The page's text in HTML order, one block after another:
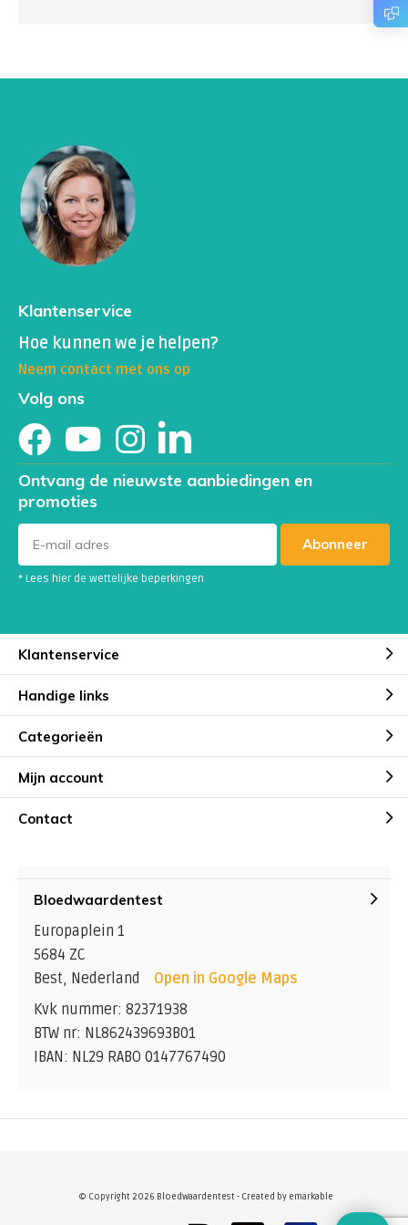
Klantenservice
Hoe kunnen we je helpen?
Neem contact met ons op
Volg ons
Ontvang de nieuwste aanbiedingen en
promoties
Abonneer
* Lees hier de wettelijke beperkingen
Klantenservice
Handige links
Categorieën
Mijn account
Contact
Bloedwaardentest
Europaplein 1
5684 ZC
Best, Nederland
Open in Google Maps
Kvk nummer: 82371938
BTW nr: NL862439693B01
IBAN: NL29 RABO 0147767490
© Copyright 2026 Bloedwaardentest - Created by emarkable